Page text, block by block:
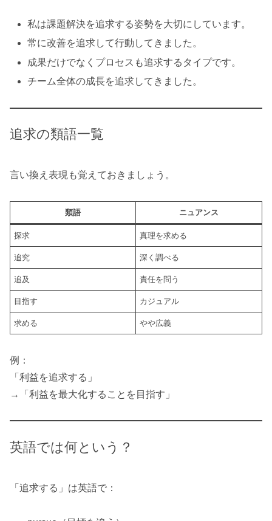
私は課題解決を追求する姿勢を大切にしています。
常に改善を追求して行動してきました。
成果だけでなくプロセスも追求するタイプです。
チーム全体の成長を追求してきました。
追求の類語一覧
言い換え表現も覚えておきましょう。
類語 ニュアンス
探求 真理を求める
追究 深く調べる
追及 責任を問う
目指す カジュアル
求める やや広義
例：
「利益を追求する」
→「利益を最大化することを目指す」
英語では何という？
「追求する」は英語で：